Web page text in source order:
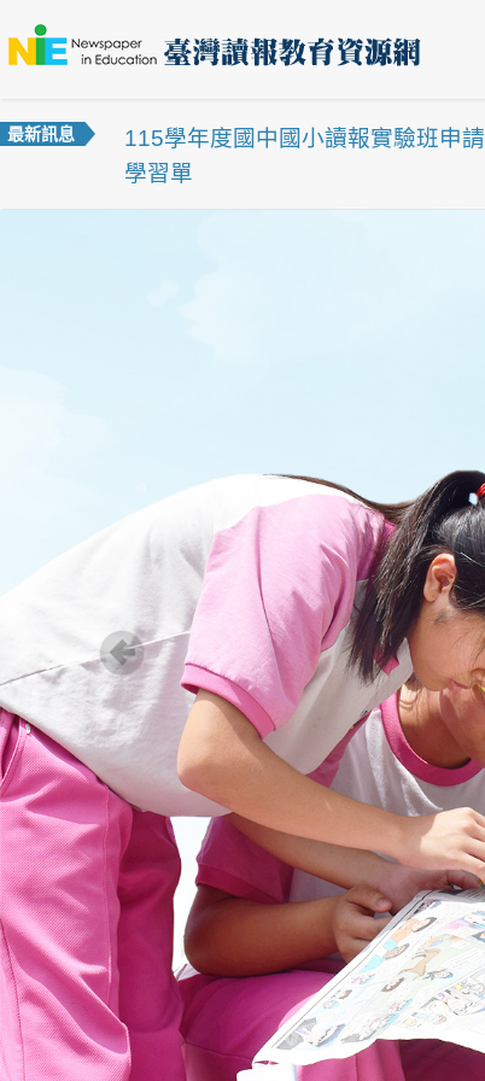
最新訊息 115學年度國中國小讀報實驗班申請
學習單